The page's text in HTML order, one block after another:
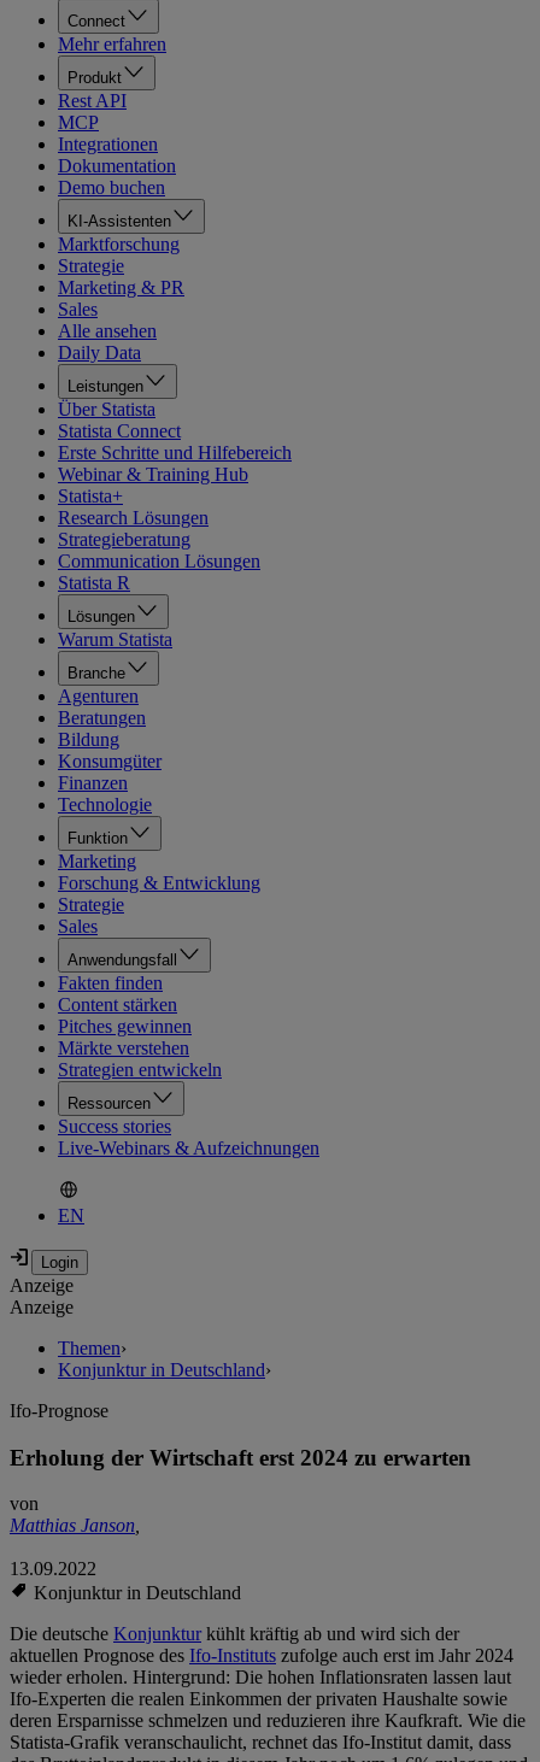
Connect
Mehr erfahren
Produkt
Rest API
MCP
Integrationen
Dokumentation
Demo buchen
KI-Assistenten
Marktforschung
Strategie
Marketing & PR
Sales
Alle ansehen
Daily Data
Leistungen
Über Statista
Statista Connect
Erste Schritte und Hilfebereich
Webinar & Training Hub
Statista+
Research Lösungen
Strategieberatung
Communication Lösungen
Statista R
Lösungen
Warum Statista
Branche
Agenturen
Beratungen
Bildung
Konsumgüter
Finanzen
Technologie
Funktion
Marketing
Forschung & Entwicklung
Strategie
Sales
Anwendungsfall
Fakten finden
Content stärken
Pitches gewinnen
Märkte verstehen
Strategien entwickeln
Ressourcen
Success stories
Live-Webinars & Aufzeichnungen
EN
Anzeige
Anzeige
Themen›
Konjunktur in Deutschland›
Ifo-Prognose
Erholung der Wirtschaft erst 2024 zu erwarten
von
Matthias Janson,
13.09.2022
Konjunktur in Deutschland
Die deutsche Konjunkturkühlt kräftig ab und wird sich der
aktuellen Prognose des Ifo-Instituts zufolge auch erst im Jahr 2024
wieder erholen. Hintergrund: Die hohen Inflationsraten lassen laut
Ifo-Experten die realen Einkommen der privaten Haushalte sowie
deren Ersparnisse schmelzen und reduzieren ihre Kaufkraft. Wie die
Statista-Grafik veranschaulicht, rechnet das Ifo-Institut damit, dass